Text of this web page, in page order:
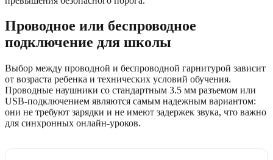
Проводное или беспроводное
подключение для школы
Выбор между проводной и беспроводной гарнитурой зависит
от возраста ребенка и технических условий обучения.
Проводные наушники со стандартным 3.5 мм разъемом или
USB-подключением являются самым надежным вариантом:
они не требуют зарядки и не имеют задержек звука, что важно
для синхронных онлайн-уроков.